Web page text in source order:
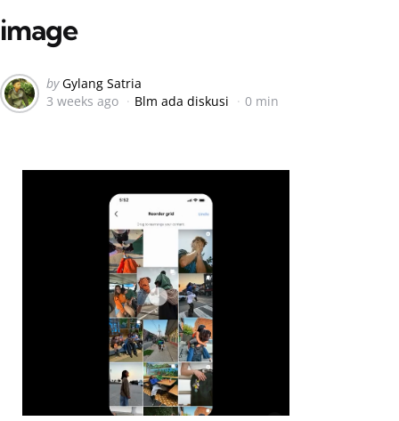
image
Posted
by
by Gylang Satria
3 weeks ago
Blm ada diskusi 0 min